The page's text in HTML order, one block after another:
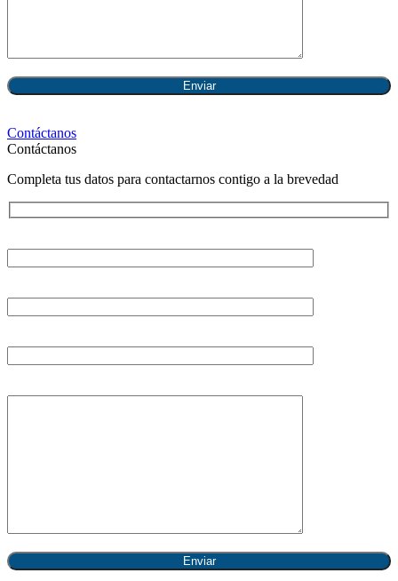
Contáctanos
Contáctanos
Completa tus datos para contactarnos contigo a la brevedad